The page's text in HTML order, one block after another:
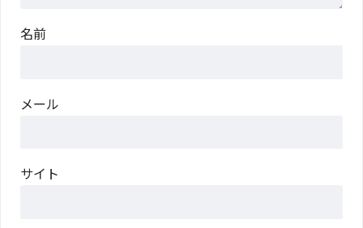
名前
メール
サイト